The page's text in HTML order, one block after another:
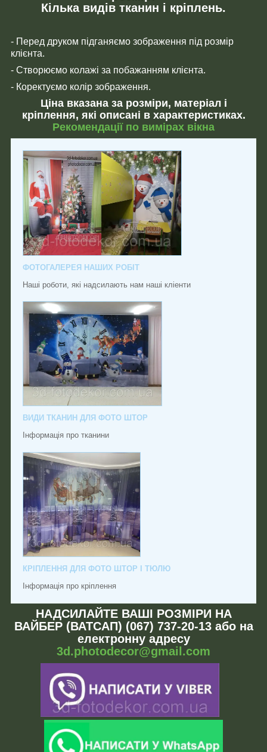
Кілька видів тканин і кріплень.
- Перед друком підганяємо зображення під розмір
клієнта.
- Створюємо колажі за побажанням клієнта.
- Коректуємо колір зображення.
Ціна вказана за розміри, матеріал і
кріплення, які описані в характеристиках.
Рекомендації по вимірах вікна
ФОТОГАЛЕРЕЯ НАШИХ РОБІТ
Наші роботи, які надсилають нам наші кліенти
ВИДИ ТКАНИН ДЛЯ ФОТО ШТОР
Інформація про тканини
КРІПЛЕННЯ ДЛЯ ФОТО ШТОР І ТЮЛЮ
Інформація про кріплення
НАДСИЛАЙТЕ ВАШІ РОЗМІРИ НА
ВАЙБЕР (ВАТСАП) (067) 737-20-13 або на
електронну адресу
3d.photodecor@gmail.com